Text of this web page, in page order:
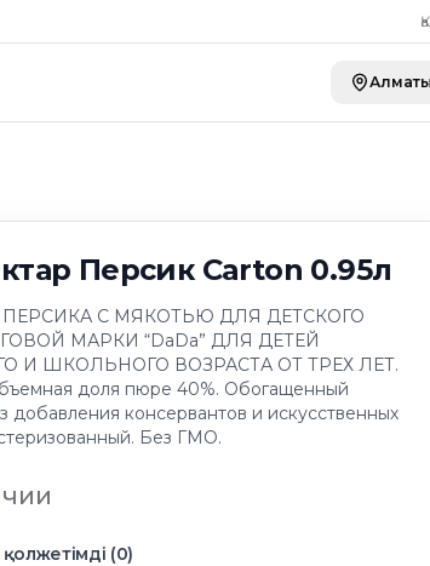
Алматы
Персик Carton 0.95л
ПЕРСИКА С МЯКОТЬЮ ДЛЯ ДЕТСКОГО
МАРКИ “DaDa” ДЛЯ ДЕТЕЙ
И ШКОЛЬНОГО ВОЗРАСТА ОТ ТРЕХ ЛЕТ.
доля пюре 40%. Обогащенный
добавления консервантов и искусственных
Без ГМО.
(0)